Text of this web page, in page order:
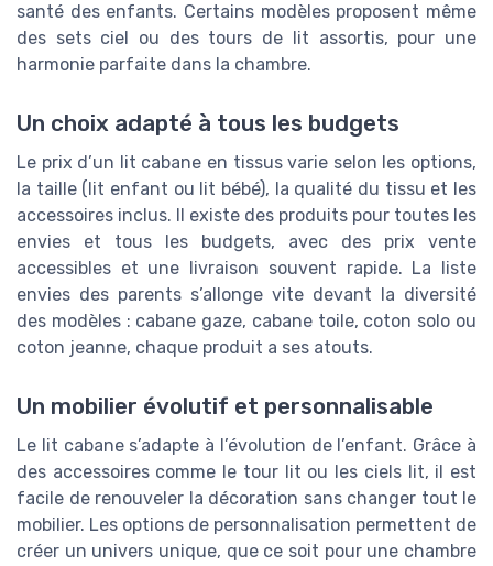
santé des enfants. Certains modèles proposent même
des sets ciel ou des tours de lit assortis, pour une
harmonie parfaite dans la chambre.
Un choix adapté à tous les budgets
Le prix d’un lit cabane en tissus varie selon les options,
la taille (lit enfant ou lit bébé), la qualité du tissu et les
accessoires inclus. Il existe des produits pour toutes les
envies et tous les budgets, avec des prix vente
accessibles et une livraison souvent rapide. La liste
envies des parents s’allonge vite devant la diversité
des modèles : cabane gaze, cabane toile, coton solo ou
coton jeanne, chaque produit a ses atouts.
Un mobilier évolutif et personnalisable
Le lit cabane s’adapte à l’évolution de l’enfant. Grâce à
des accessoires comme le tour lit ou les ciels lit, il est
facile de renouveler la décoration sans changer tout le
mobilier. Les options de personnalisation permettent de
créer un univers unique, que ce soit pour une chambre